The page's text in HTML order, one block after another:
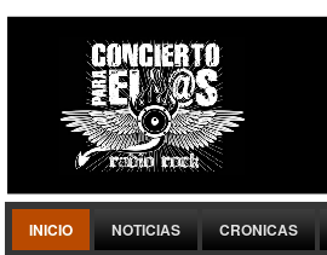
INICIO NOTICIAS CRONICAS